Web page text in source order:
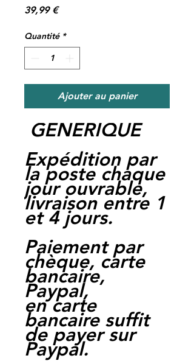
39,99 €Prix
Quantité *
Ajouter au panier
GENERIQUE
Expédition par
la poste chaque
jour ouvrable,
livraison entre 1
et 4 jours.
Paiement par
chèque, carte
bancaire,
Paypal,
en carte
bancaire suffit
de payer sur
Paypal.